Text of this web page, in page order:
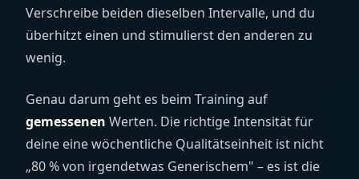
Verschreibe beiden dieselben Intervalle, und du
überhitzt einen und stimulierst den anderen zu
wenig.
Genau darum geht es beim Training auf
gemessenen Werten. Die richtige Intensität für
deine eine wöchentliche Qualitätseinheit ist nicht
„80 % von irgendetwas Generischem" – es ist die